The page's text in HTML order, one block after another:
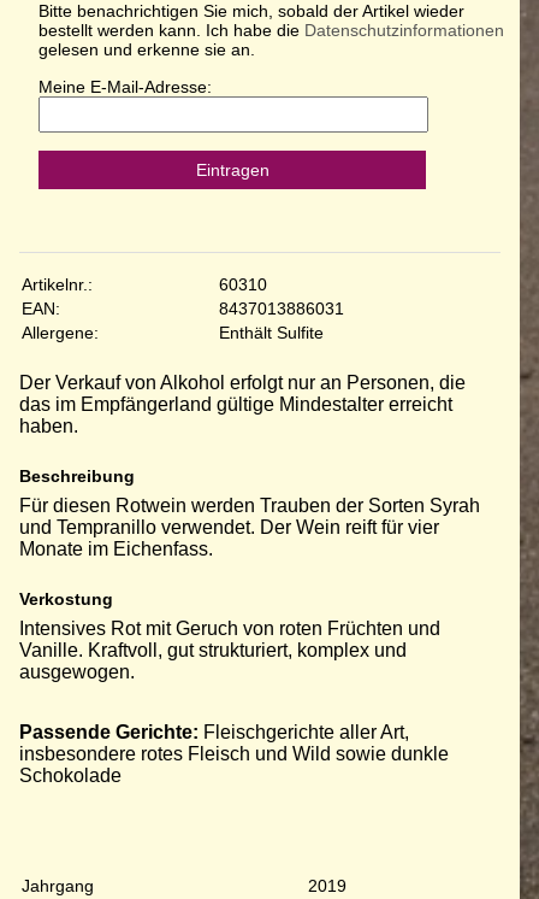
Bitte benachrichtigen Sie mich, sobald der Artikel wieder
bestellt werden kann. Ich habe die Datenschutzinformationen
gelesen und erkenne sie an.
Meine E-Mail-Adresse:
Eintragen
Artikelnr.:
60310
EAN:
8437013886031
Allergene:
Enthält Sulfite
Der Verkauf von Alkohol erfolgt nur an Personen, die
das im Empfängerland gültige Mindestalter erreicht
haben.
Beschreibung
Für diesen Rotwein werden Trauben der Sorten Syrah
und Tempranillo verwendet. Der Wein reift für vier
Monate im Eichenfass.
Verkostung
Intensives Rot mit Geruch von roten Früchten und
Vanille. Kraftvoll, gut strukturiert, komplex und
ausgewogen.
Passende Gerichte: Fleischgerichte aller Art,
insbesondere rotes Fleisch und Wild sowie dunkle
Schokolade
Jahrgang
2019